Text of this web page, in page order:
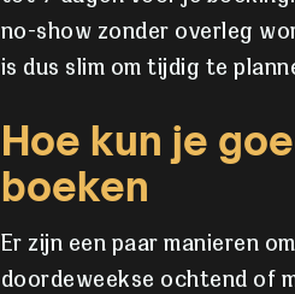
no-show zonder overleg
is dus slim om tijdig te
Hoe kun je
boeken
Er zijn een paar manieren
doordeweekse ochtend of